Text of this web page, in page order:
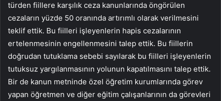
türden fiillere karşılık ceza kanunlarında öngörülen
cezaların yüzde 50 oranında artırımlı olarak verilmesini
teklif ettik. Bu fiilleri işleyenlerin hapis cezalarının
ertelenmesinin engellenmesini talep ettik. Bu fiillerin
doğrudan tutuklama sebebi sayılarak bu fiilleri işleyenlerin
tutuksuz yargılanmasının yolunun kapatılmasını talep ettik.
Bir de kanun metninde özel öğretim kurumlarında görev
yapan öğretmen ve diğer eğitim çalışanlarının da görevleri